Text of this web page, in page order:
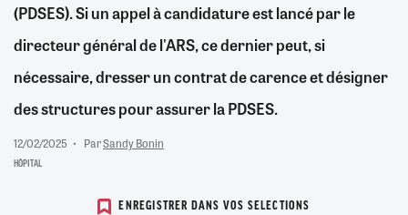
(PDSES). Si un appel à candidature est lancé par le
directeur général de l'ARS, ce dernier peut, si
nécessaire, dresser un contrat de carence et désigner
des structures pour assurer la PDSES.
12/02/2025 ParSandy Bonin
HÔPITAL
ENREGISTRER DANS VOS SELECTIONS